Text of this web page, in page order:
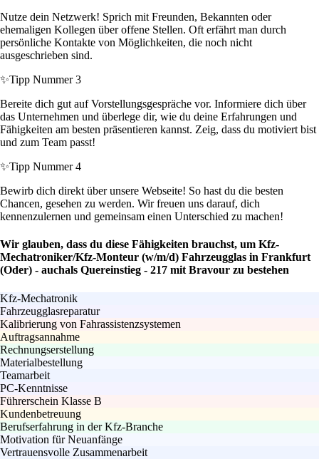
Nutze dein Netzwerk! Sprich mit Freunden, Bekannten oder
ehemaligen Kollegen über offene Stellen. Oft erfährt man durch
persönliche Kontakte von Möglichkeiten, die noch nicht
ausgeschrieben sind.
✨Tipp Nummer 3
Bereite dich gut auf Vorstellungsgespräche vor. Informiere dich über
das Unternehmen und überlege dir, wie du deine Erfahrungen und
Fähigkeiten am besten präsentieren kannst. Zeig, dass du motiviert bist
und zum Team passt!
✨Tipp Nummer 4
Bewirb dich direkt über unsere Webseite! So hast du die besten
Chancen, gesehen zu werden. Wir freuen uns darauf, dich
kennenzulernen und gemeinsam einen Unterschied zu machen!
Wir glauben, dass du diese Fähigkeiten brauchst, um Kfz-
Mechatroniker/Kfz-Monteur (w/m/d) Fahrzeugglas in Frankfurt
(Oder) - auchals Quereinstieg - 217 mit Bravour zu bestehen
Kfz-Mechatronik
Fahrzeugglasreparatur
Kalibrierung von Fahrassistenzsystemen
Auftragsannahme
Rechnungserstellung
Materialbestellung
Teamarbeit
PC-Kenntnisse
Führerschein Klasse B
Kundenbetreuung
Berufserfahrung in der Kfz-Branche
Motivation für Neuanfänge
Vertrauensvolle Zusammenarbeit